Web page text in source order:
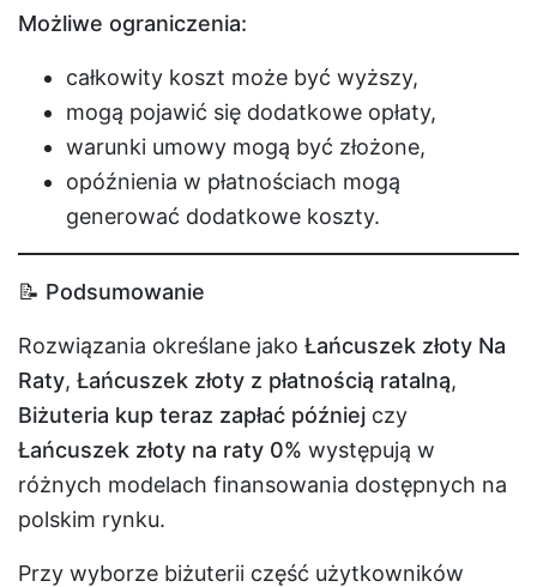
Możliwe ograniczenia:
całkowity koszt może być wyższy,
mogą pojawić się dodatkowe opłaty,
warunki umowy mogą być złożone,
opóźnienia w płatnościach mogą
generować dodatkowe koszty.
📝 Podsumowanie
Rozwiązania określane jako Łańcuszek złoty Na
Raty, Łańcuszek złoty z płatnością ratalną,
Biżuteria kup teraz zapłać później czy
Łańcuszek złoty na raty 0% występują w
różnych modelach finansowania dostępnych na
polskim rynku.
Przy wyborze biżuterii część użytkowników